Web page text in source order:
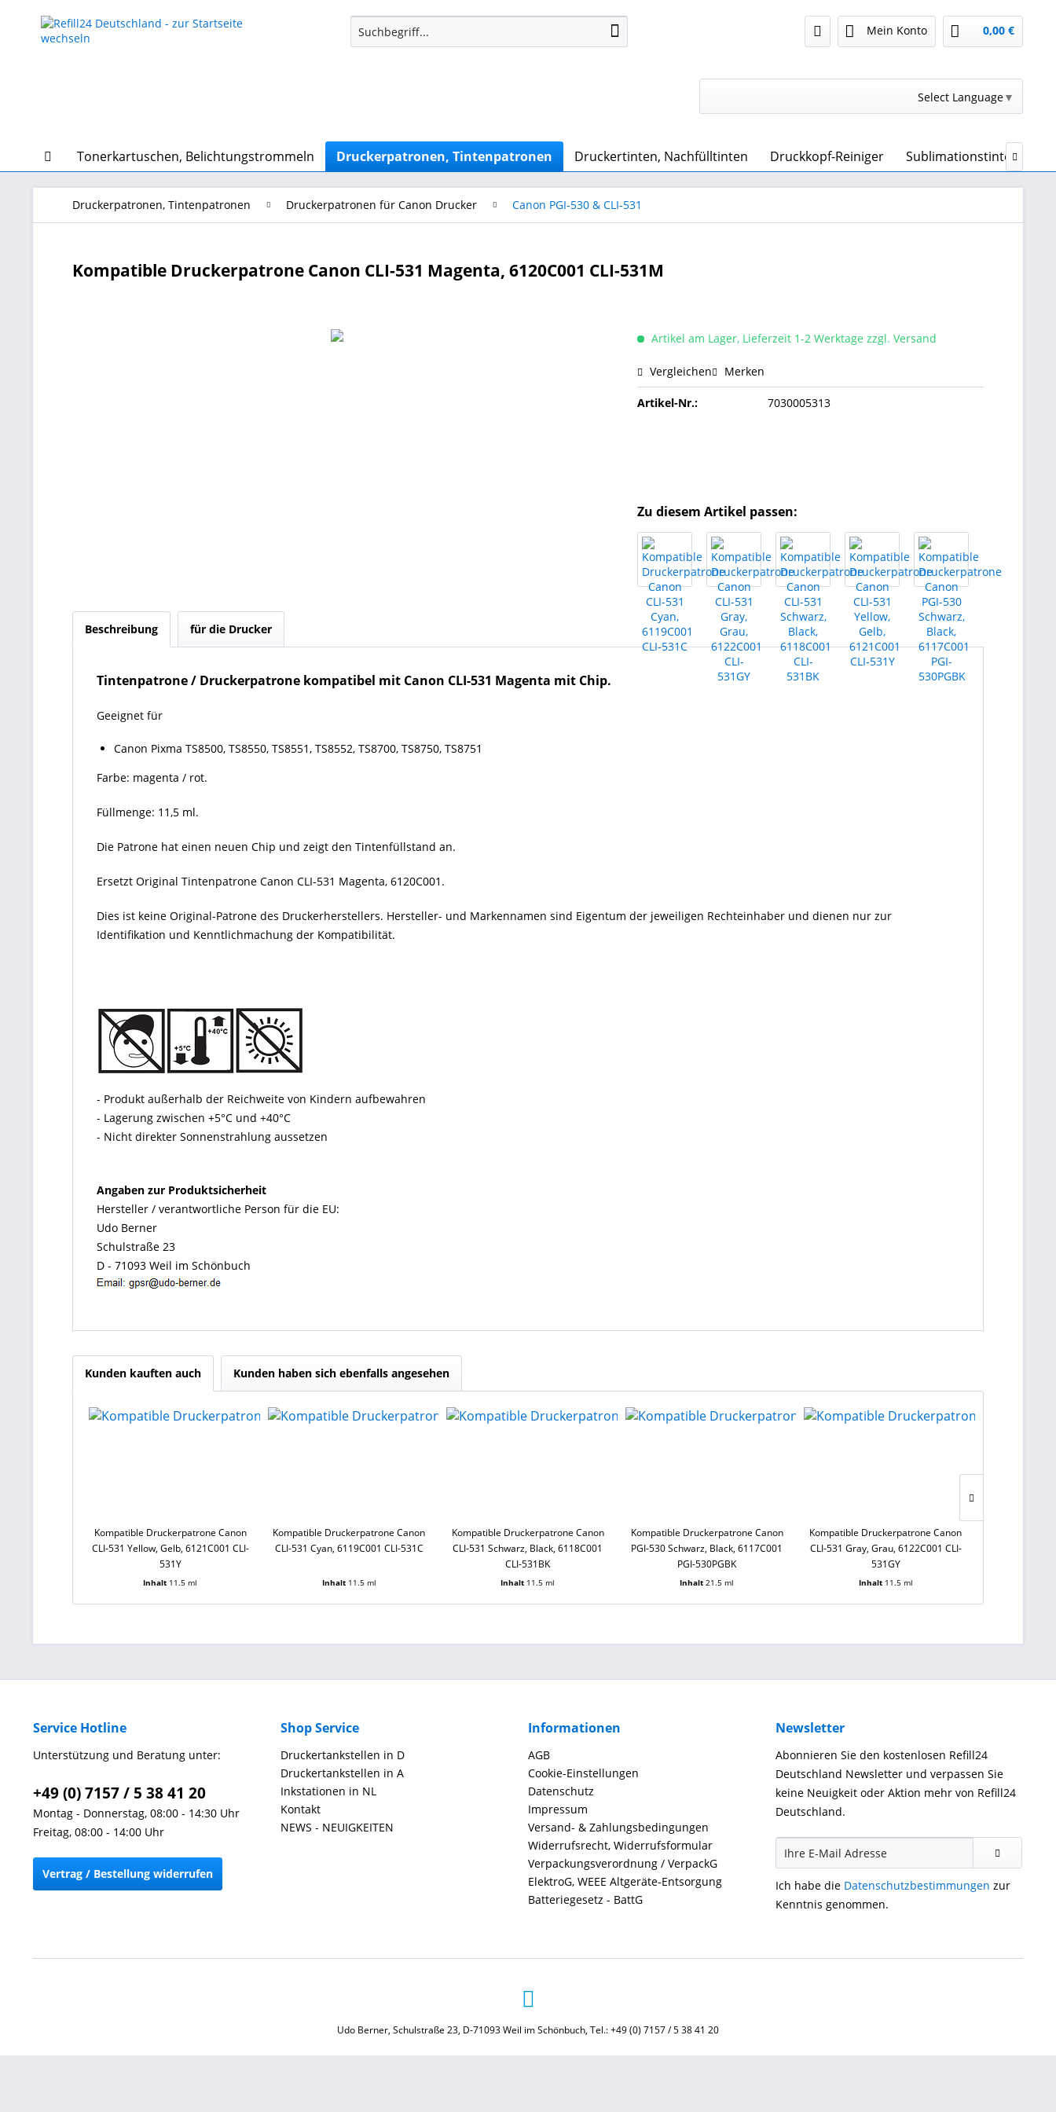
Mein Konto 0,00 €
Select Language▼
Tonerkartuschen, Belichtungstrommeln Druckerpatronen, Tintenpatronen Druckertinten, Nachfülltinten Druckkopf-Reiniger Sublimationstinte &

Druckerpatronen, Tintenpatronen Druckerpatronen für Canon Drucker Canon PGI-530 & CLI-531
Kompatible Druckerpatrone Canon CLI-531 Magenta, 6120C001 CLI-531M
Artikel am Lager, Lieferzeit 1-2 Werktage zzgl. Versand
Vergleichen Merken
Artikel-Nr.: 7030005313
Zu diesem Artikel passen:
Beschreibung für die Drucker
Tintenpatrone / Druckerpatrone kompatibel mit Canon CLI-531 Magenta mit Chip.
Geeignet für
Canon Pixma TS8500, TS8550, TS8551, TS8552, TS8700, TS8750, TS8751
Farbe: magenta / rot.
Füllmenge: 11,5 ml.
Die Patrone hat einen neuen Chip und zeigt den Tintenfüllstand an.
Ersetzt Original Tintenpatrone Canon CLI-531 Magenta, 6120C001.
Dies ist keine Original-Patrone des Druckerherstellers. Hersteller- und Markennamen sind Eigentum der jeweiligen Rechteinhaber und dienen nur zur
Identifikation und Kenntlichmachung der Kompatibilität.
- Produkt außerhalb der Reichweite von Kindern aufbewahren
- Lagerung zwischen +5°C und +40°C
- Nicht direkter Sonnenstrahlung aussetzen
Angaben zur Produktsicherheit
Hersteller / verantwortliche Person für die EU:
Udo Berner
Schulstraße 23
D - 71093 Weil im Schönbuch
Kunden kauften auch Kunden haben sich ebenfalls angesehen
Kompatible Druckerpatrone Canon
CLI-531 Yellow, Gelb, 6121C001 CLI-
531Y
Inhalt 11.5 ml
Kompatible Druckerpatrone Canon
CLI-531 Cyan, 6119C001 CLI-531C
Inhalt 11.5 ml
Kompatible Druckerpatrone Canon
CLI-531 Schwarz, Black, 6118C001
CLI-531BK
Inhalt 11.5 ml
Kompatible Druckerpatrone Canon
PGI-530 Schwarz, Black, 6117C001
PGI-530PGBK
Inhalt21.5 ml
Kompatible Druckerpatrone Canon
CLI-531 Gray, Grau, 6122C001 CLI-
531GY
Inhalt 11.5 ml
Service Hotline
Unterstützung und Beratung unter:
+49 (0) 7157 / 5 38 41 20
Montag - Donnerstag, 08:00 - 14:30 Uhr
Freitag, 08:00 - 14:00 Uhr
Vertrag / Bestellung widerrufen
Shop Service
Druckertankstellen in D
Druckertankstellen in A
Inkstationen in NL
Kontakt
NEWS - NEUIGKEITEN
Informationen
AGB
Cookie-Einstellungen
Datenschutz
Impressum
Versand- & Zahlungsbedingungen
Widerrufsrecht, Widerrufsformular
Verpackungsverordnung / VerpackG
ElektroG, WEEE Altgeräte-Entsorgung
Batteriegesetz - BattG
Newsletter
Abonnieren Sie den kostenlosen Refill24
Deutschland Newsletter und verpassen Sie
keine Neuigkeit oder Aktion mehr von Refill24
Deutschland.
Ich habe die Datenschutzbestimmungen zur
Kenntnis genommen.
Udo Berner, Schulstraße 23, D-71093 Weil im Schönbuch, Tel.: +49 (0) 7157 / 5 38 41 20